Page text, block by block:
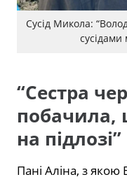
Сусід Микола:
сусідами
“Сестра
побачила,
на підлозі”
Пані Аліна, з